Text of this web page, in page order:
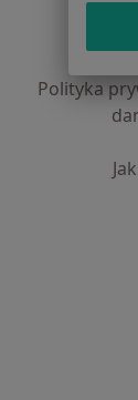
Polityka